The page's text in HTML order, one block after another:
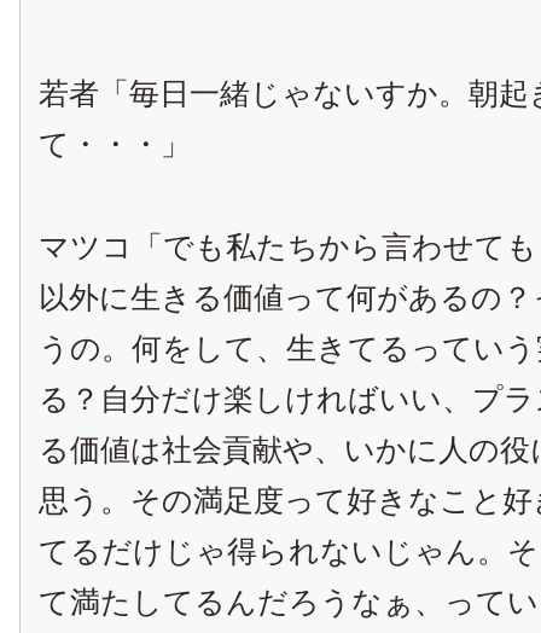
若者「毎日一緒じゃないすか。朝
て・・・」
マツコ「でも私たちから言わせて
以外に生きる価値って何があるの
うの。何をして、生きてるってい
る？自分だけ楽しければいい、プ
る価値は社会貢献や、いかに人の
思う。その満足度って好きなこと
てるだけじゃ得られないじゃん。
て満たしてるんだろうなぁ、って